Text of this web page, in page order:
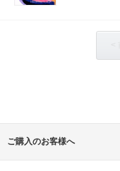
ご購入のお客様へ